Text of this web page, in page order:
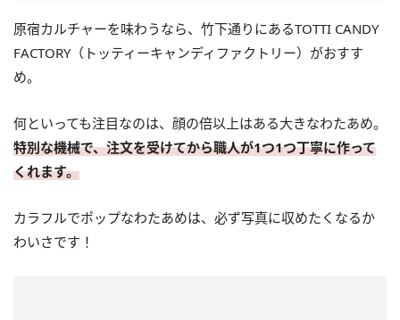
原宿カルチャーを味わうなら、竹下通りにあるTOTTI CANDY
FACTORY（トッティーキャンディファクトリー）がおすす
め。
何といっても注目なのは、顔の倍以上はある大きなわたあめ。
特別な機械で、注文を受けてから職人が1つ1つ丁寧に作って
くれます。
カラフルでポップなわたあめは、必ず写真に収めたくなるか
わいさです！